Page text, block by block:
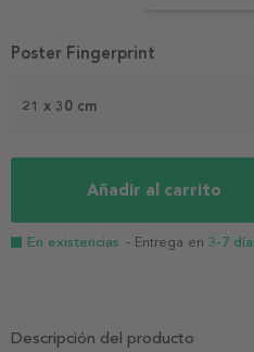
1
21 x 30 cm
Añadir al carrito
En existencias - Entrega en 3-7
Poster Fingerprint
Descripción del producto